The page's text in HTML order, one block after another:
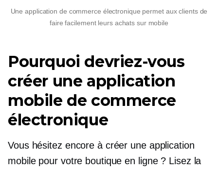
Une application de commerce électronique permet aux clients de
faire facilement leurs achats sur mobile
Pourquoi devriez-vous
créer une application
mobile de commerce
électronique
Vous hésitez encore à créer une application
mobile pour votre boutique en ligne ? Lisez la